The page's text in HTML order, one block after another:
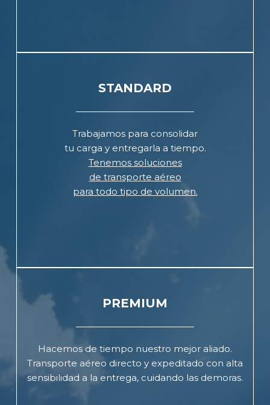
STANDARD
Trabajamos para consolidar
tu carga y entregarla a tiempo.
Tenemos soluciones
de transporte aéreo
para todo tipo de volumen.
PREMIUM
Hacemos de tiempo nuestro mejor aliado.
Transporte aéreo directo y expeditado con alta
sensibilidad a la entrega, cuidando las demoras.